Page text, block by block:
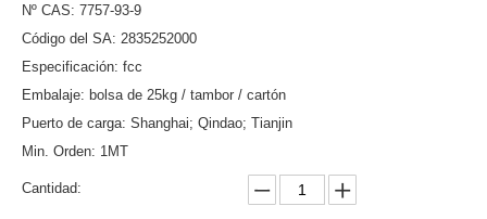
Nº CAS: 7757-93-9
Código del SA: 2835252000
Especificación: fcc
Embalaje: bolsa de 25kg / tambor / cartón
Puerto de carga: Shanghai; Qindao; Tianjin
Min. Orden: 1MT
Cantidad: